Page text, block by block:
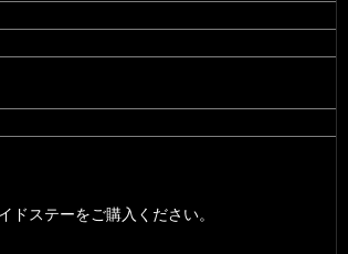
ステーをご購入ください。